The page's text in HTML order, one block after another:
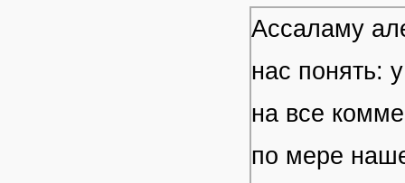
Ассаламу
нас понять:
на все
по мере